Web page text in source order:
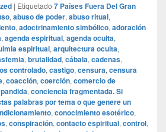
| Etiquetado 7 Países Fuera Del Gran
, abuso de poder, abuso ritual,
, adoctrinamiento simbólico, adoración
, agenda espiritual, agenda oculta,
espiritual, arquitectura oculta,
, brutalidad, cábala, cadenas,
controlado, castigo, censura, censura
, coacción, coerción, comercio de
, conciencia fragmentada. Si
palabras por tema o que genere un
, conocimiento esotérico,
, conspiración, contacto espiritual, control,